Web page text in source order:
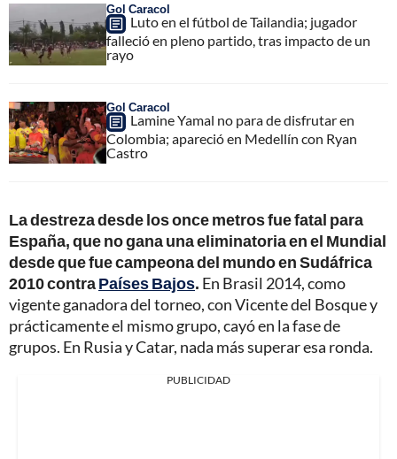
Gol Caracol
Luto en el fútbol de Tailandia; jugador
falleció en pleno partido, tras impacto de un
rayo
Gol Caracol
Lamine Yamal no para de disfrutar en
Colombia; apareció en Medellín con Ryan
Castro
La destreza desde los once metros fue fatal para
España, que no gana una eliminatoria en el Mundial
desde que fue campeona del mundo en Sudáfrica
2010 contraPaíses Bajos. En Brasil 2014, como
vigente ganadora del torneo, con Vicente del Bosque y
prácticamente el mismo grupo, cayó en la fase de
grupos. En Rusia y Catar, nada más superar esa ronda.
PUBLICIDAD